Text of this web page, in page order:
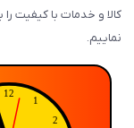
کالا و خدمات با کیفیت
نماییم.